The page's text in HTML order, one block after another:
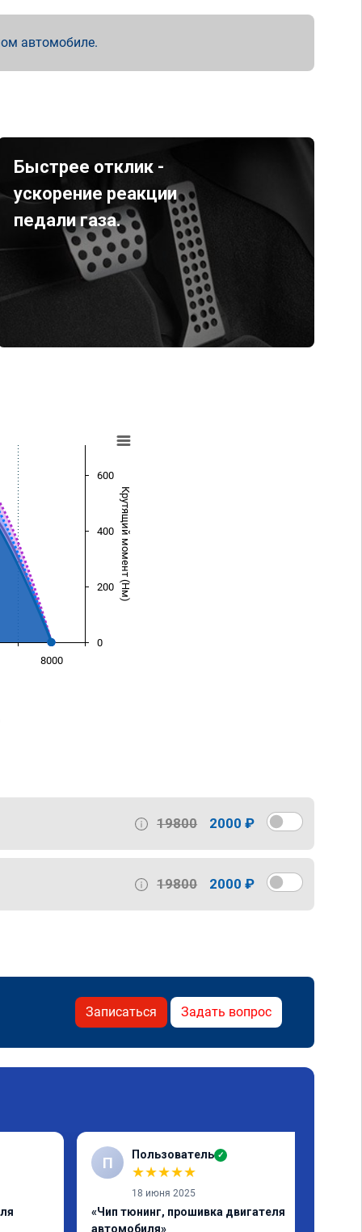
автомобиле.
Быстрее отклик -
ускорение реакции
педали газа.
Крутящий момент (Нм)
8000
0
200
400
600
19800 2000 ₽
19800 2000 ₽
Записаться Задать вопрос
П Пользователь ✓
★★★★★
18 июня 2025
«Чип тюнинг, прошивка двигателя
автомобиля»